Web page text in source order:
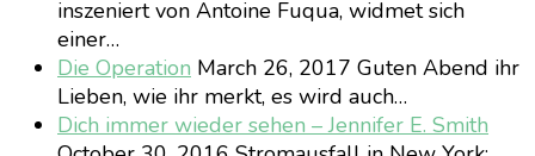
inszeniert von Antoine Fuqua, widmet sich
einer…
Die Operation March 26, 2017 Guten Abend ihr
Lieben, wie ihr merkt, es wird auch…
Dich immer wieder sehen – Jennifer E. Smith